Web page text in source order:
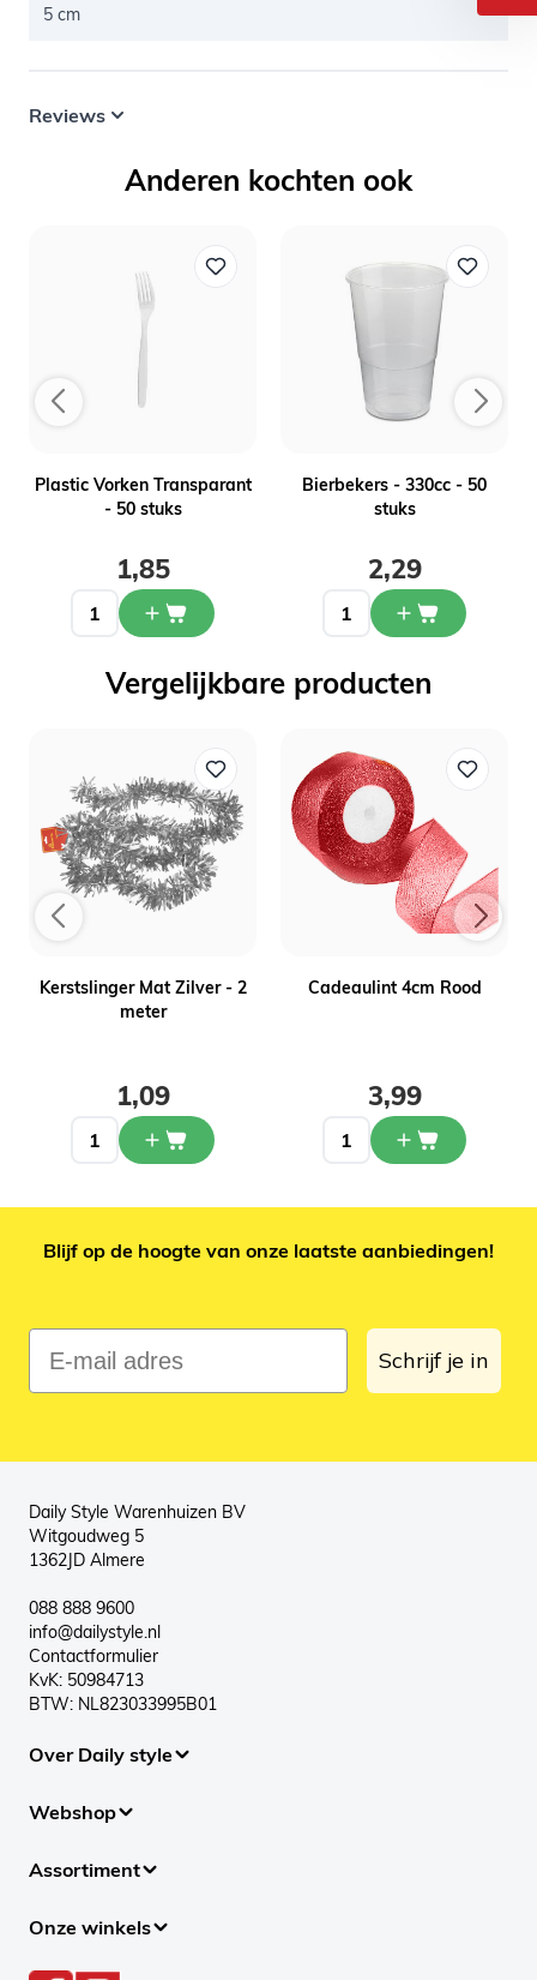
5 cm
Reviews
Anderen kochten ook
Plastic Vorken Transparant
- 50 stuks
1,85
Bierbekers - 330cc - 50
stuks
2,29
Vergelijkbare producten
Kerstslinger Mat Zilver - 2
meter
1,09
Cadeaulint 4cm Rood
3,99
Blijf op de hoogte van onze laatste aanbiedingen!
E-mail adres
Schrijf je in
Daily Style Warenhuizen BV
Witgoudweg 5
1362JD Almere
088 888 9600
info@dailystyle.nl
Contactformulier
KvK: 50984713
BTW: NL823033995B01
Over Daily style
Webshop
Assortiment
Onze winkels